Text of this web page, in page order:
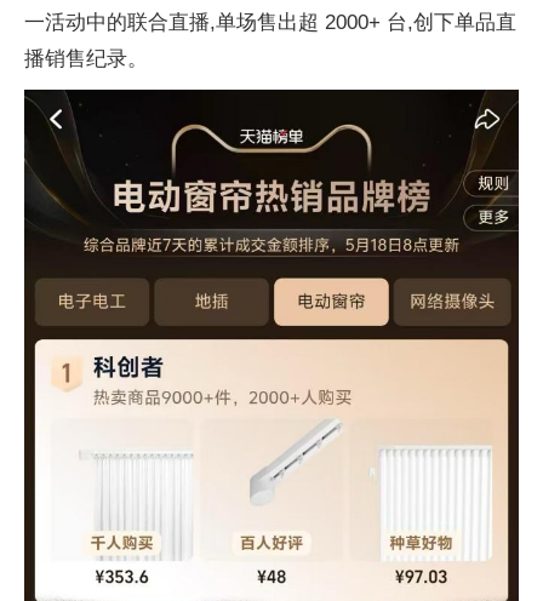
一活动中的联合直播,单场售出超 2000+ 台,创下单品直
播销售纪录。